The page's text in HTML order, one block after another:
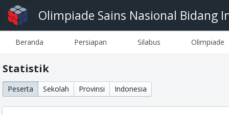
Olimpiade Sains Nasional Bidang
Beranda Persiapan Silabus Olimpiade
Statistik
Peserta Sekolah Provinsi Indonesia